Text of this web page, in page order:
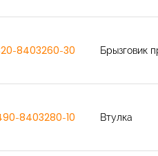
8403260-30 Брызговик
8403280-10 Втулка